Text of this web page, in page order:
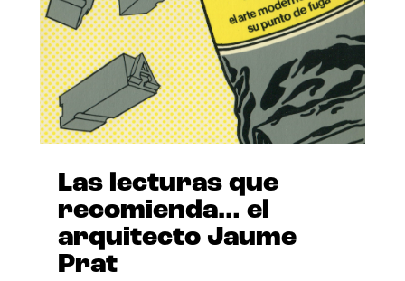
Las lecturas que
recomienda… el
arquitecto Jaume
Prat